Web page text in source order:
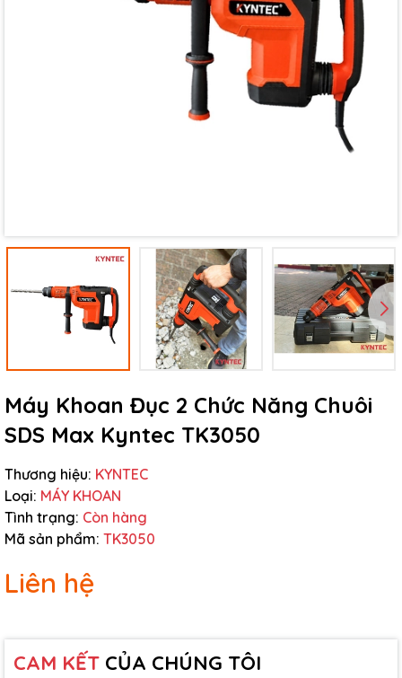
Máy Khoan Đục 2 Chức Năng Chuôi
SDS Max Kyntec TK3050
Thương hiệu: KYNTEC
Loại: MÁY KHOAN
Tình trạng: Còn hàng
Mã sản phẩm: TK3050
Liên hệ
CAM KẾT CỦA CHÚNG TÔI
Ngày hết hạn:
Điều kiện: